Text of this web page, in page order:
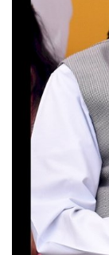
Enquiry